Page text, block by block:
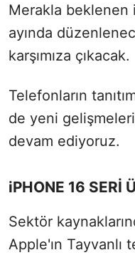
Merakla beklenen
ayında
karşımıza çıkacak.
Telefonların
de yeni
devam ediyoruz.
iPHONE 16 SERİ
Sektör
Apple'ın Tayvanlı